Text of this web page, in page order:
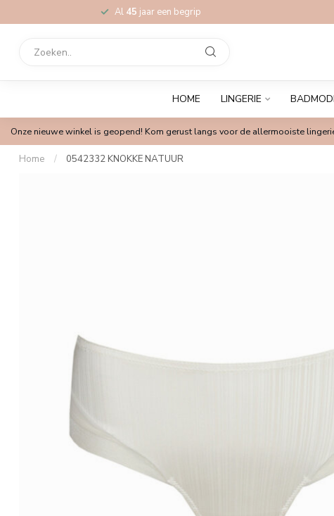
Al 45 jaar een begrip
HOME LINGERIE
Onze nieuwe winkel is geopend! Kom gerust langs voor de allermooiste
Home / 0542332 KNOKKE NATUUR